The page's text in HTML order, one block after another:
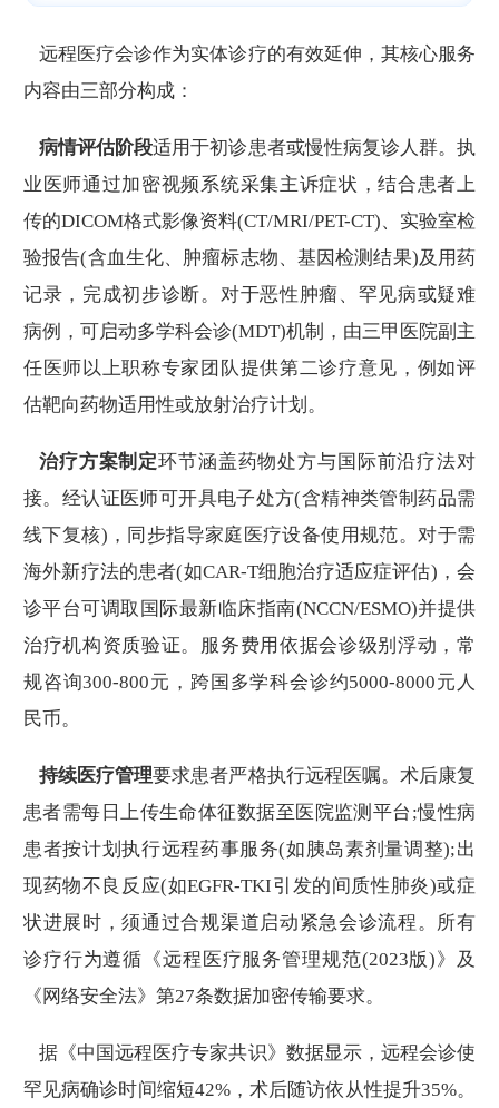
远程医疗会诊作为实体诊疗的有效延伸，其核心服务
内容由三部分构成：
病情评估阶段适用于初诊患者或慢性病复诊人群。执
业医师通过加密视频系统采集主诉症状，结合患者上
传的DICOM格式影像资料(CT/MRI/PET-CT)、实验室检
验报告(含血生化、肿瘤标志物、基因检测结果)及用药
记录，完成初步诊断。对于恶性肿瘤、罕见病或疑难
病例，可启动多学科会诊(MDT)机制，由三甲医院副主
任医师以上职称专家团队提供第二诊疗意见，例如评
估靶向药物适用性或放射治疗计划。
治疗方案制定环节涵盖药物处方与国际前沿疗法对
接。经认证医师可开具电子处方(含精神类管制药品需
线下复核)，同步指导家庭医疗设备使用规范。对于需
海外新疗法的患者(如CAR-T细胞治疗适应症评估)，会
诊平台可调取国际最新临床指南(NCCN/ESMO)并提供
治疗机构资质验证。服务费用依据会诊级别浮动，常
规咨询300-800元，跨国多学科会诊约5000-8000元人
民币。
持续医疗管理要求患者严格执行远程医嘱。术后康复
患者需每日上传生命体征数据至医院监测平台;慢性病
患者按计划执行远程药事服务(如胰岛素剂量调整);出
现药物不良反应(如EGFR-TKI引发的间质性肺炎)或症
状进展时，须通过合规渠道启动紧急会诊流程。所有
诊疗行为遵循《远程医疗服务管理规范(2023版)》及
《网络安全法》第27条数据加密传输要求。
据《中国远程医疗专家共识》数据显示，远程会诊使
罕见病确诊时间缩短42%，术后随访依从性提升35%。